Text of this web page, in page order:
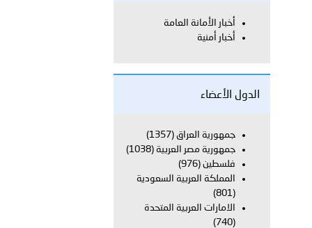
والكلية الدولية الجامعية للعلوم والصحة توقعان اتفاقية
تحذر من زيادة عدد الركاب في المركبات حفاظًا على سلامة
تطلع وفد الشرطة الإيطالية على منظومتي التأهيل الشرطي
تنظم حملة للتبرع بالدم في منطقة الظفرة تعزيزا للمسؤولية
أخبار الأمانة العامة
أخبار أمنية
الدول الأعضاء
جمهورية العراق (1357)
جمهورية مصر العربية (1038)
فلسطين(976)
المملكة العربية السعودية
(801)
الامارات العربية المتحدة
(740)